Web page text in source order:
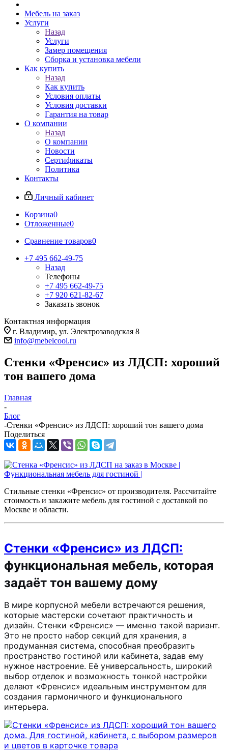
Мебель на заказ
Услуги
Назад
Услуги
Замер помещения
Сборка и установка мебели
Как купить
Назад
Как купить
Условия оплаты
Условия доставки
Гарантия на товар
О компании
Назад
О компании
Новости
Сертификаты
Политика
Контакты
Личный кабинет
Корзина0
Отложенные0
Сравнение товаров0
+7 495 662-49-75
Назад
Телефоны
+7 495 662-49-75
+7 920 621-82-67
Заказать звонок
Контактная информация
г. Владимир, ул. Электрозаводская 8
info@mebelcool.ru
Стенки «Френсис» из ЛДСП: хороший
тон вашего дома
Главная
-
Блог
-Стенки «Френсис» из ЛДСП: хороший тон вашего дома
Поделиться
Стильные стенки «Френсис» от производителя. Рассчитайте
стоимость и закажите мебель для гостиной с доставкой по
Москве и области.
Стенки «Френсис» из ЛДСП:
функциональная мебель, которая
задаёт тон вашему дому
В мире корпусной мебели встречаются решения,
которые мастерски сочетают практичность и
дизайн. Стенки «Френсис» — именно такой вариант.
Это не просто набор секций для хранения, а
продуманная система, способная преобразить
пространство гостиной или кабинета, задав ему
нужное настроение. Её универсальность, широкий
выбор отделок и возможность тонкой настройки
делают «Френсис» идеальным инструментом для
создания гармоничного и функционального
интерьера.